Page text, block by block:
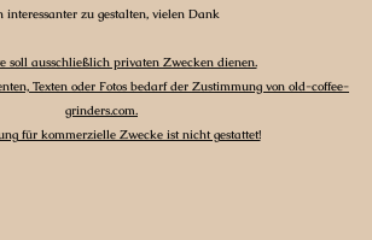
zu gestalten, vielen Dank
soll ausschließlich privaten Zwecken dienen.
Texten oder Fotos bedarf der Zustimmung von old-coffee-
grinders.com.
für kommerzielle Zwecke ist nicht gestattet!